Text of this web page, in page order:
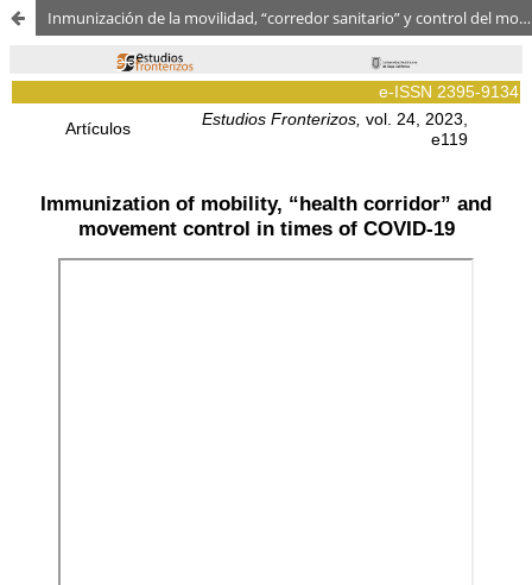
Inmunización de la movilidad, “corredor sanitario” y control del movimiento en tiempos de COVID-19